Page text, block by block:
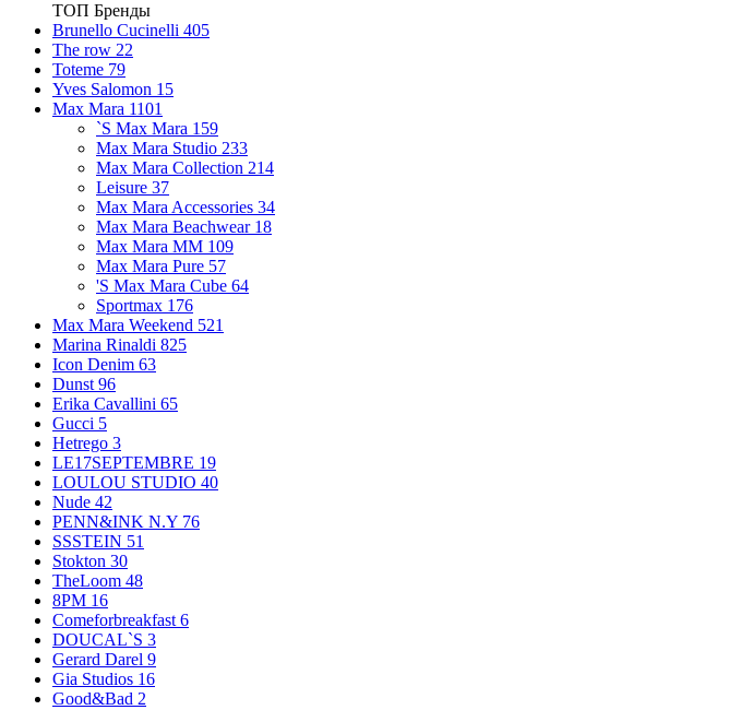
ТОП Бренды
Brunello Cucinelli 405
The row 22
Toteme 79
Yves Salomon 15
Max Mara 1101
`S Max Mara 159
Max Mara Studio 233
Max Mara Collection 214
Leisure 37
Max Mara Accessories 34
Max Mara Beachwear 18
Max Mara MM 109
Max Mara Pure 57
'S Max Mara Cube 64
Sportmax 176
Max Mara Weekend 521
Marina Rinaldi 825
Icon Denim 63
Dunst 96
Erika Cavallini 65
Gucci 5
Hetrego 3
LE17SEPTEMBRE 19
LOULOU STUDIO 40
Nude 42
PENN&INK N.Y 76
SSSTEIN 51
Stokton 30
TheLoom 48
8PM 16
Comeforbreakfast 6
DOUCAL`S 3
Gerard Darel 9
Gia Studios 16
Good&Bad 2